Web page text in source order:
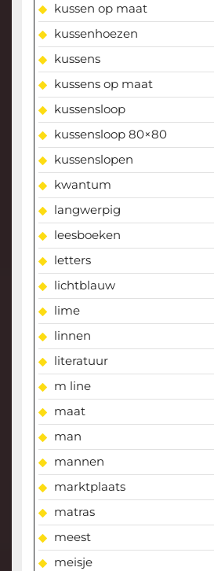
kussen op maat
kussenhoezen
kussens
kussens op maat
kussensloop
kussensloop 80×80
kussenslopen
kwantum
langwerpig
leesboeken
letters
lichtblauw
lime
linnen
literatuur
m line
maat
man
mannen
marktplaats
matras
meest
meisje